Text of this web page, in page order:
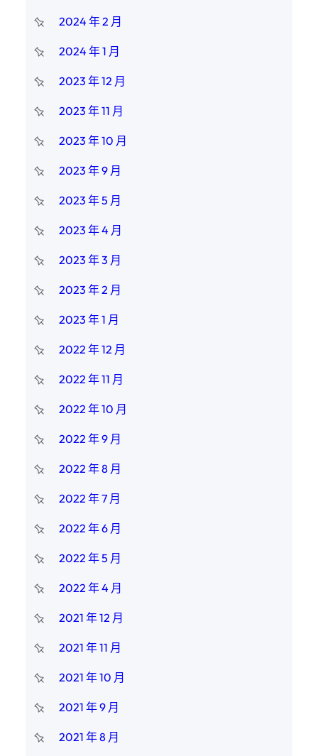
2024 年 2 月
2024 年 1 月
2023 年 12 月
2023 年 11 月
2023 年 10 月
2023 年 9 月
2023 年 5 月
2023 年 4 月
2023 年 3 月
2023 年 2 月
2023 年 1 月
2022 年 12 月
2022 年 11 月
2022 年 10 月
2022 年 9 月
2022 年 8 月
2022 年 7 月
2022 年 6 月
2022 年 5 月
2022 年 4 月
2021 年 12 月
2021 年 11 月
2021 年 10 月
2021 年 9 月
2021 年 8 月